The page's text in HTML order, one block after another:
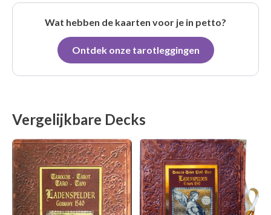
Wat hebben de kaarten voor je in petto?
Ontdek onze tarotleggingen
Vergelijkbare Decks